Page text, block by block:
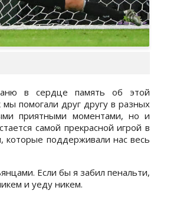
в сердце память об этой
помогали друг другу в разных
приятными моментами, но и
самой прекрасной игрой в
поддерживали нас весь
Если бы я забил пенальти,
и уеду никем.